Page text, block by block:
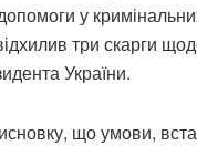
у
три скарги
України.
що умови,